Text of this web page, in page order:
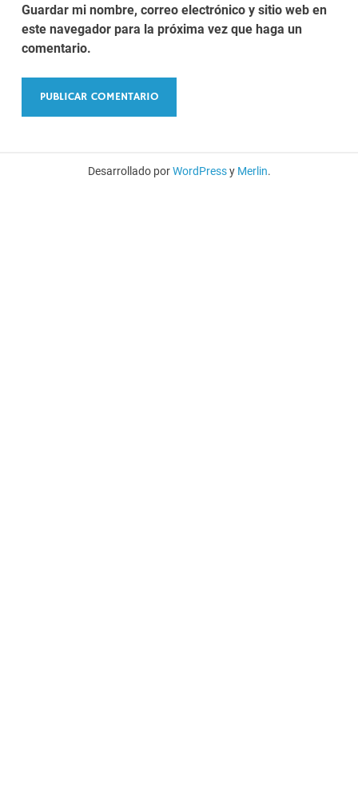
Guardar mi nombre, correo electrónico y sitio web en
este navegador para la próxima vez que haga un
comentario.
Desarrollado porWordPressy Merlin.